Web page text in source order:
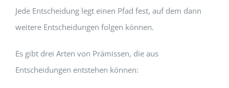
Jede Entscheidung legt einen Pfad fest, auf dem dann
weitere Entscheidungen folgen können.
Es gibt drei Arten von Prämissen, die aus
Entscheidungen entstehen können: